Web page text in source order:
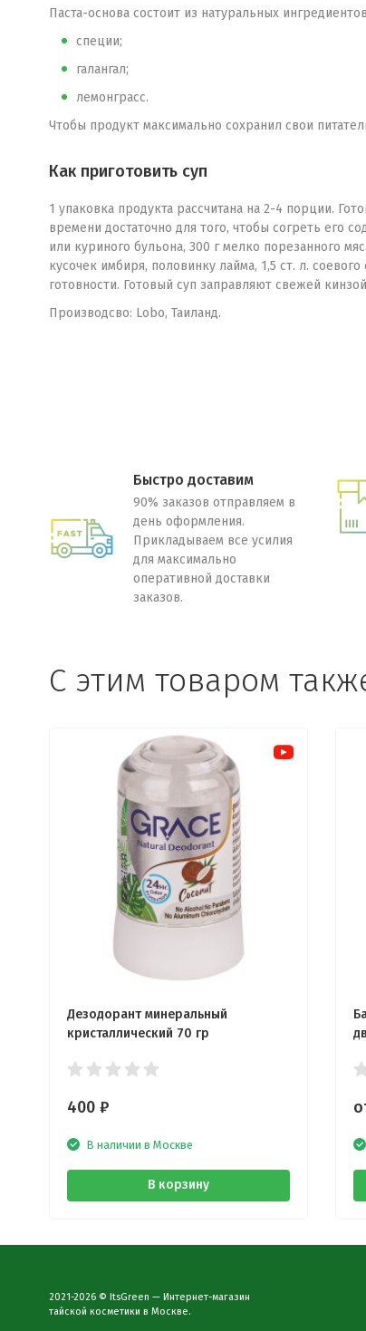
Паста-основа состоит из натуральных
специи;
галангал;
лемонграсс.
Чтобы продукт максимально сохранил свои
Как приготовить суп
1 упаковка продукта рассчитана на 2-4 порции.
времени достаточно для того, чтобы согреть его
или куриного бульона, 300 г мелко порезанного
кусочек имбиря, половинку лайма, 1,5 ст. л.
готовности. Готовый суп заправляют свежей
Производсво: Lobo, Таиланд.
Быстро доставим
90% заказов отправляем в
день оформления.
Прикладываем все усилия
для максимально
оперативной доставки
заказов.
C этим товаром
Дезодорант минеральный
кристаллический 70 гр
400 ₽
В наличии в Москве
В корзину
2021-2026 © ItsGreen — Интернет-магазин
тайской косметики в Москве.